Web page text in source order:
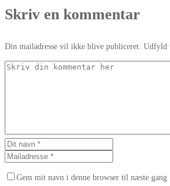
Skriv en kommentar
Din mailadresse vil ikke blive publiceret. Udfyld
Gem mit navn i denne browser til næste gang